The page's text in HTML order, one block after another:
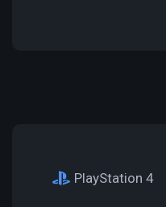
PlayStation 4